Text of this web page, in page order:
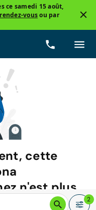
ce samedi 15 août,
vousou par
cette
n'est plus
2